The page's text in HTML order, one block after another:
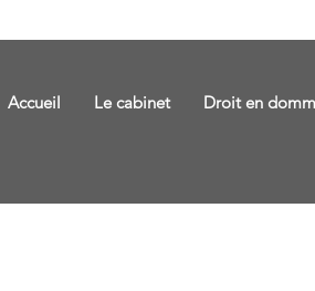
Accueil Le cabinet Droit en